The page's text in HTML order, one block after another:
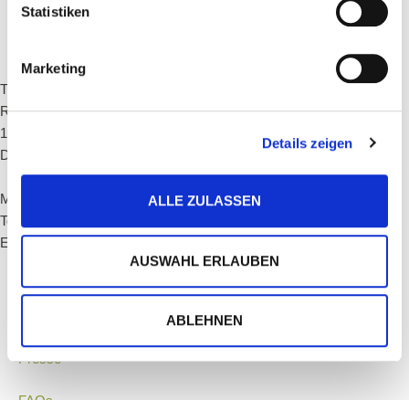
Statistiken
Marketing
Details zeigen
ALLE ZULASSEN
AUSWAHL ERLAUBEN
ABLEHNEN
Tiffin Loop GmbH
Reichenberger Str. 29
10999 Berlin
Deutschland
Mo-Do: 10:00 - 14:00 Uhr
Telefon:
E-Mail:info@tiffinloop.de
Presse